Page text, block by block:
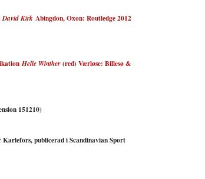
David Kirk Abingdon, Oxon: Routledge 2012
Helle Winther(red) Værløse: Billesø &
151210)
publicerad i Scandinavian Sport